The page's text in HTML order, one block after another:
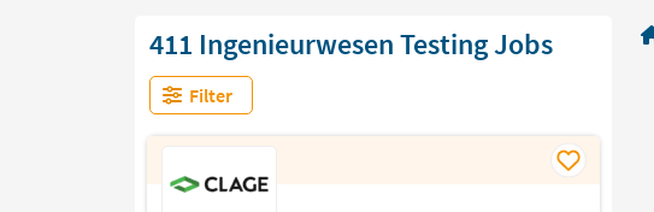
411 Ingenieurwesen Testing Jobs
Filter